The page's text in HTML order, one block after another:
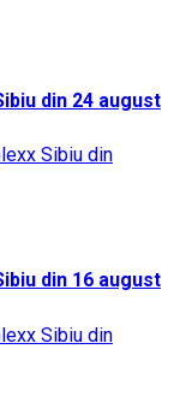
din 24 august
din 16 august